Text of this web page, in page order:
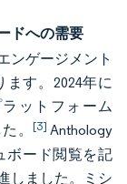
ドへの需要
ンゲージメント
す。2024年に
ラットフォーム
。 [3] Anthology
ボード閲覧を記
しました。ミシ